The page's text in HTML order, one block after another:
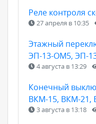
Реле контроля
27 апреля в 10:35
Этажный
ЭП-13-ОМ5, ЭП-
4 августа в 13:29
Конечный
ВКМ-15, ВКМ-21,
3 августа в 13:18